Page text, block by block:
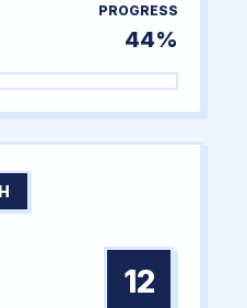
PROGRESS
44%
12